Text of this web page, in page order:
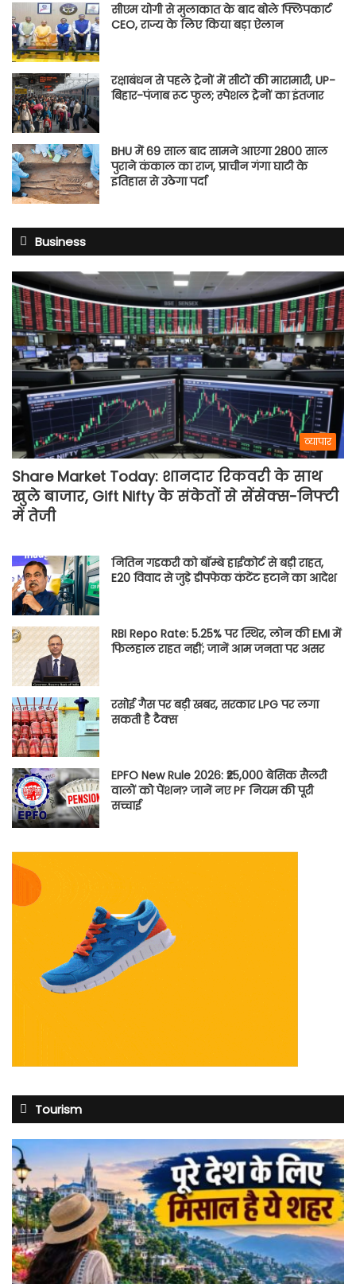
सीएम योगी से मुलाकात के बाद बोले फ्लिपकार्ट
CEO, राज्य के लिए किया बड़ा ऐलान
रक्षाबंधन से पहले ट्रेनों में सीटों की मारामारी, UP-
बिहार-पंजाब रूट फुल; स्पेशल ट्रेनों का इंतजार
BHU में 69 साल बाद सामने आएगा 2800 साल
पुराने कंकाल का राज, प्राचीन गंगा घाटी के
इतिहास से उठेगा पर्दा
Business
व्यापार
Share Market Today: शानदार रिकवरी के साथ
खुले बाजार, Gift Nifty के संकेतों से सेंसेक्स-निफ्टी
में तेजी
नितिन गडकरी को बॉम्बे हाईकोर्ट से बड़ी राहत,
E20 विवाद से जुड़े डीपफेक कंटेंट हटाने का आदेश
RBI Repo Rate: 5.25% पर स्थिर, लोन की EMI में
फिलहाल राहत नहीं; जानें आम जनता पर असर
रसोई गैस पर बड़ी खबर, सरकार LPG पर लगा
सकती है टैक्स
EPFO New Rule 2026: ₹25,000 बेसिक सैलरी
वालों को पेंशन? जानें नए PF नियम की पूरी
सच्चाई
Tourism